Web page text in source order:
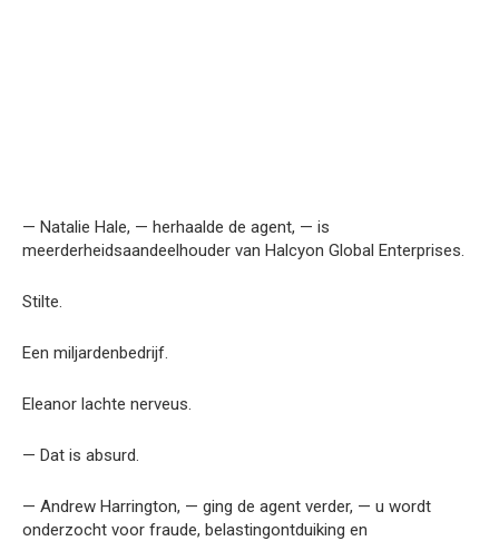
— Natalie Hale, — herhaalde de agent, — is
meerderheidsaandeelhouder van Halcyon Global Enterprises.
Stilte.
Een miljardenbedrijf.
Eleanor lachte nerveus.
— Dat is absurd.
— Andrew Harrington, — ging de agent verder, — u wordt
onderzocht voor fraude, belastingontduiking en